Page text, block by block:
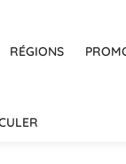
RÉGIONS